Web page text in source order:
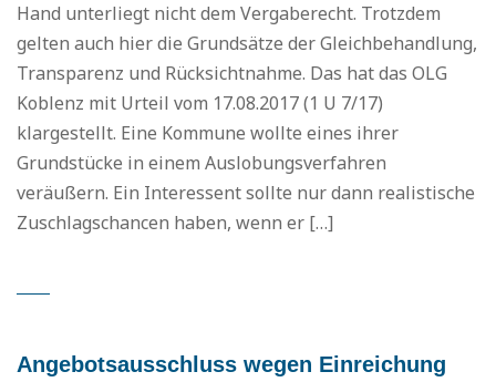
Hand unterliegt nicht dem Vergaberecht. Trotzdem
gelten auch hier die Grundsätze der Gleichbehandlung,
Transparenz und Rücksichtnahme. Das hat das OLG
Koblenz mit Urteil vom 17.08.2017 (1 U 7/17)
klargestellt. Eine Kommune wollte eines ihrer
Grundstücke in einem Auslobungsverfahren
veräußern. Ein Interessent sollte nur dann realistische
Zuschlagschancen haben, wenn er […]
Angebotsausschluss wegen Einreichung